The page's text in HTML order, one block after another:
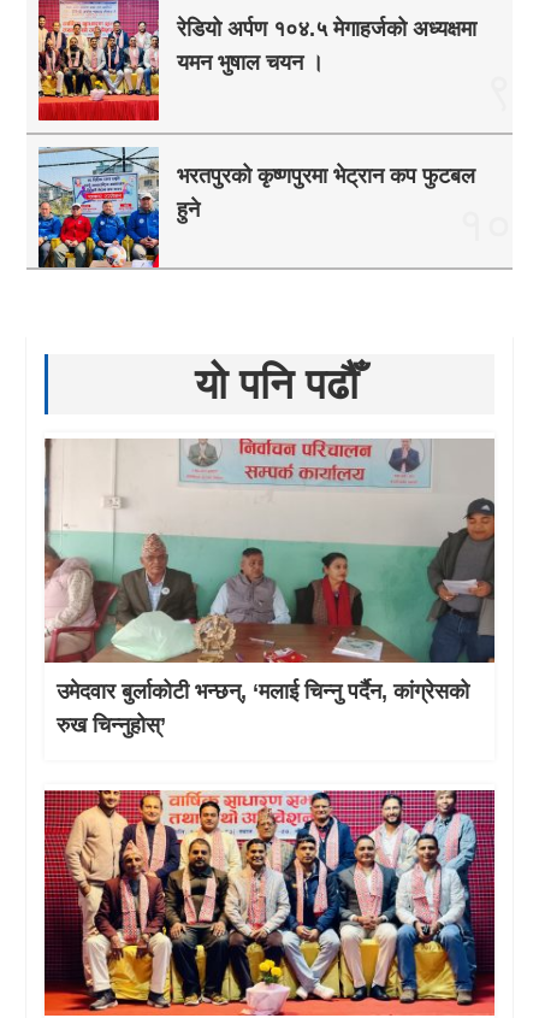
रेडियो अर्पण १०४.५ मेगाहर्जको अध्यक्षमा
यमन भुषाल चयन ।
भरतपुरको कृष्णपुरमा भेट्रान कप फुटबल
हुने
यो पनि पढौँ
उमेदवार बुर्लाकोटी भन्छन्, ‘मलाई चिन्नु पर्दैन, कांग्रेसको
रुख चिन्नुहोस्’